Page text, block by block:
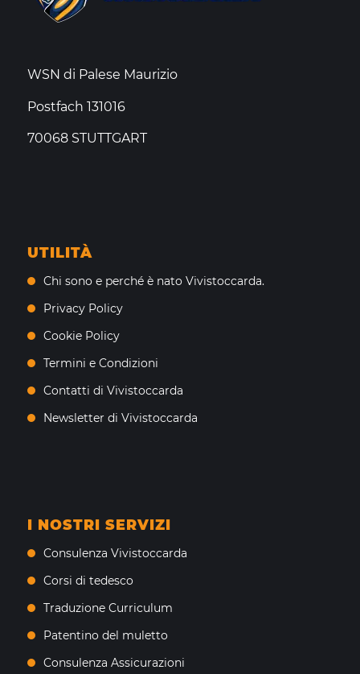
WSN di Palese Maurizio
Postfach 131016
70068 STUTTGART
UTILITÀ
Chi sono e perché è nato Vivistoccarda.
Privacy Policy
Cookie Policy
Termini e Condizioni
Contatti di Vivistoccarda
Newsletter di Vivistoccarda
I NOSTRI SERVIZI
Consulenza Vivistoccarda
Corsi di tedesco
Traduzione Curriculum
Patentino del muletto
Consulenza Assicurazioni